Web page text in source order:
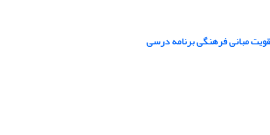
مبانی فرهنگی برنامه درسی